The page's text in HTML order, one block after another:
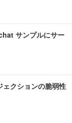
サンプルにサー
クションの脆弱性